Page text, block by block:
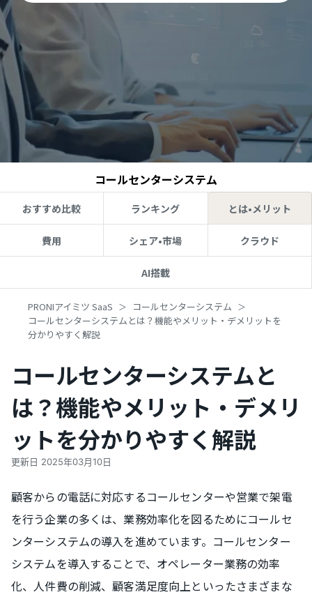
コールセンターシステム
おすすめ比較 ランキング とは•メリット
費用 シェア•市場 クラウド
AI搭載
PRONIアイミツ SaaS
コールセンターシステム
コールセンターシステムとは？機能やメリット・デメリットを
分かりやすく解説
コールセンターシステムと
は？機能やメリット・デメリ
ットを分かりやすく解説
更新日 2025年03月10日
顧客からの電話に対応するコールセンターや営業で架電
を行う企業の多くは、業務効率化を図るためにコールセ
ンターシステムの導入を進めています。コールセンター
システムを導入することで、オペレーター業務の効率
化、人件費の削減、顧客満足度向上といったさまざまな